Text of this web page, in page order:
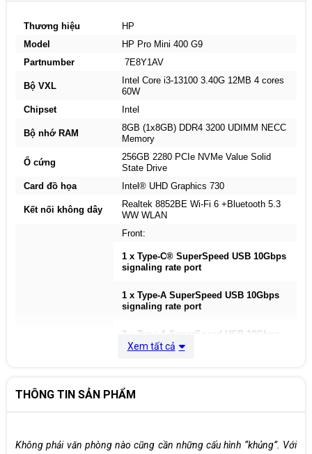
Thương hiệu
HP
Model
HP Pro Mini 400 G9
Partnumber
7E8Y1AV
Bộ VXL
Intel Core i3-13100 3.40G 12MB 4 cores
60W
Chipset
Intel
Bộ nhớ RAM
8GB (1x8GB) DDR4 3200 UDIMM NECC
Memory
Ổ cứng
256GB 2280 PCIe NVMe Value Solid
State Drive
Card đồ họa
Intel® UHD Graphics 730
Kết nối không dây
Realtek 8852BE Wi-Fi 6 +Bluetooth 5.3
WW WLAN
Cổng giao tiếp sau
Front:
1 x Type-C® SuperSpeed USB 10Gbps
signaling rate port
1 x Type-A SuperSpeed USB 10Gbps
signaling rate port
2 x Type-A SuperSpeed USB 10Gbps
signaling rate port
Xem tất cả
THÔNG TIN SẢN PHẨM
Không phải văn phòng nào cũng cần những cấu hình “khủng”. Với